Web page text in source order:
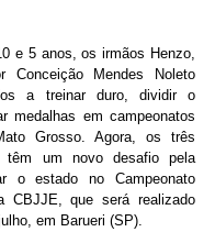
e 5 anos, os irmãos Henzo,
Conceição Mendes Noleto
a treinar duro, dividir o
medalhas em campeonatos
Grosso. Agora, os três
têm um novo desafio pela
o estado no Campeonato
CBJJE, que será realizado
em Barueri (SP).